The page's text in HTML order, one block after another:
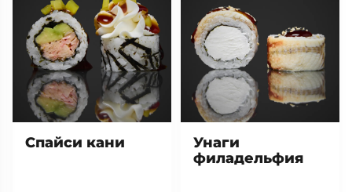
Спайси кани
Унаги
филадельфия